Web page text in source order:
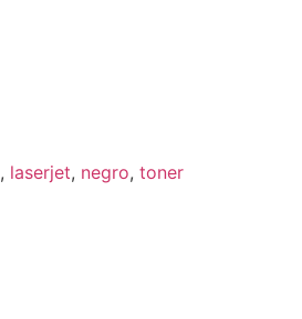
, laserjet, negro, toner